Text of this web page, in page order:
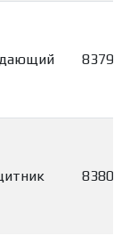
8379
8380